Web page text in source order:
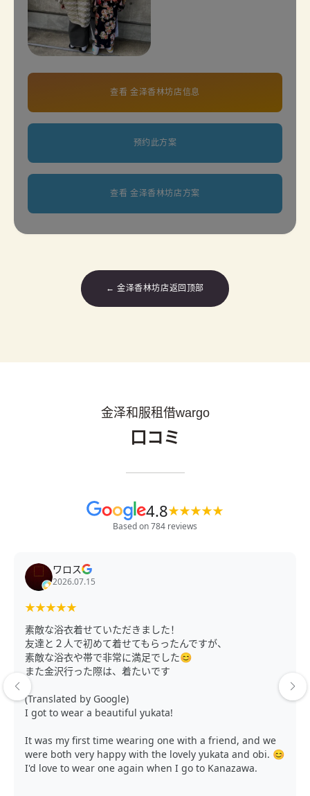
查看 金泽香林坊店信息
预约此方案
查看 金泽香林坊店方案
← 金泽香林坊店返回顶部
金泽和服租借wargo
口コミ
4.8★★★★★
Based on 784 reviews
ワロス
2026.07.15
★★★★★
素敵な浴衣着せていただきました！
友達と２人で初めて着せてもらったんですが、
素敵な浴衣や帯で非常に満足でした😊
また金沢行った際は、着たいです
(Translated by Google)
I got to wear a beautiful yukata!
It was my first time wearing one with a friend, and we
were both very happy with the lovely yukata and obi. 😊
I'd love to wear one again when I go to Kanazawa.